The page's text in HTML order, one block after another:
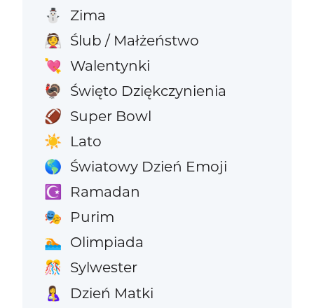
⛄ Zima
👰 Ślub / Małżeństwo
💘 Walentynki
🦃 Święto Dziękczynienia
🏈 Super Bowl
☀️ Lato
🌎 Światowy Dzień Emoji
☪️ Ramadan
🎭 Purim
🏊 Olimpiada
🎊 Sylwester
🤱 Dzień Matki